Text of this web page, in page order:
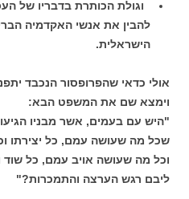
וגולת הכותרת בדבריו של
להבין את אנשי האקדמיה
הישראלית.
אולי כדאי שהפרופסור הנכבד
וימצא שם את המשפט הבא:
"היש עם בעמים, אשר מבניו הגיעו
שכל מה שעושה עמם, כל יצירתו וכל
וכל מה שעושה אויב עמם, כל
ליבם רגש הערצה והתמכרות?"